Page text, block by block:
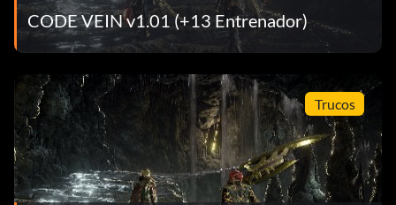
CODE VEIN v1.01 (+13 Entrenador)
Trucos